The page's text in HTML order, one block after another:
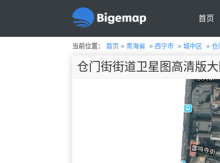
首页
当前位置： 首页» 青海省 » 西宁市» 城中区 » 仓
仓门街街道卫星图高清版